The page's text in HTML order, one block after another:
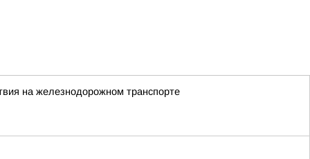
на железнодорожном транспорте